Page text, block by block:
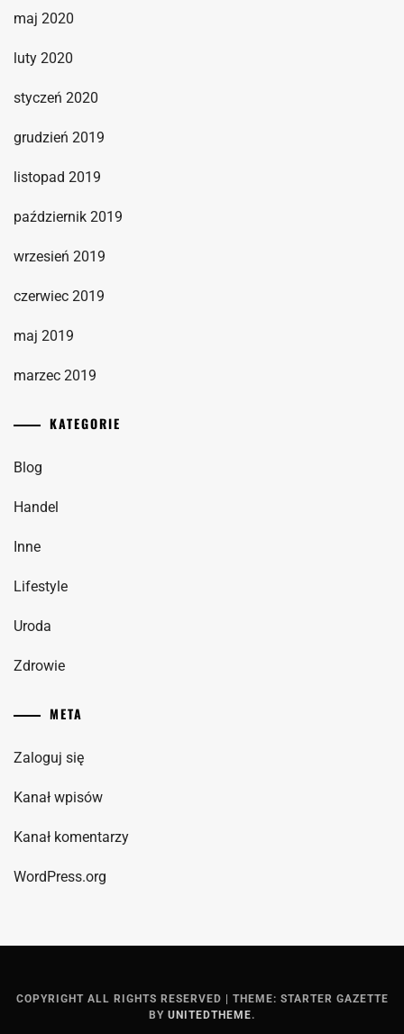
maj 2020
luty 2020
styczeń 2020
grudzień 2019
listopad 2019
październik 2019
wrzesień 2019
czerwiec 2019
maj 2019
marzec 2019
KATEGORIE
Blog
Handel
Inne
Lifestyle
Uroda
Zdrowie
META
Zaloguj się
Kanał wpisów
Kanał komentarzy
WordPress.org
COPYRIGHT ALL RIGHTS RESERVED
THEME: STARTER GAZETTE
BY UNITEDTHEME.